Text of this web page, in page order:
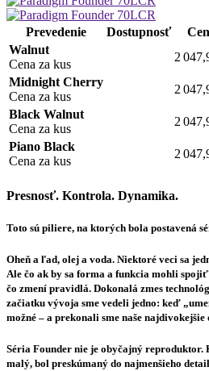
Prevedenie Dostupnosť
Walnut
Cena za kus
2
Midnight Cherry
Cena za kus
2
Black Walnut
Cena za kus
2
Piano Black
Cena za kus
2
Presnosť. Kontrola. Dynamika.
Toto sú piliere, na ktorých bola postavená
Oheň a ľad, olej a voda. Niektoré veci sa
Ale čo ak by sa forma a funkcia mohli
čo zmení pravidlá. Dokonalá zmes
začiatku vývoja sme vedeli jedno: keď
možné – a prekonali sme naše
Séria Founder nie je obyčajný reproduktor.
malý, bol preskúmaný do najmenšieho